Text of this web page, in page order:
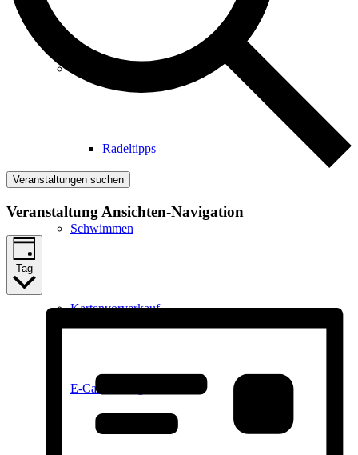
Radeltipps
Schwimmen
Kartenvorverkauf
E-Car-Sharing
Veranstaltungen suchen
Veranstaltung Ansichten-Navigation
Tag